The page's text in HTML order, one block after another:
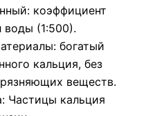
коэффициент
воды (1:500).
богатый
кальция, без
веществ.
кальция